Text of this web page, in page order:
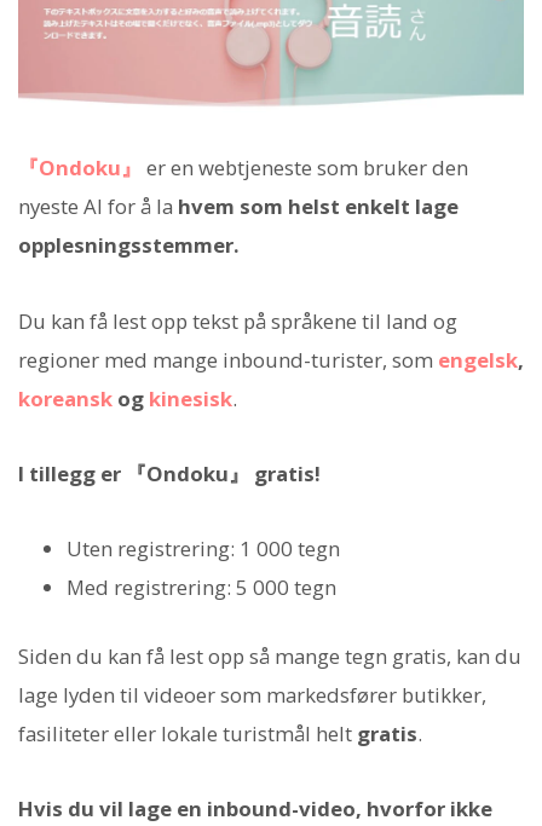
『Ondoku』 er en webtjeneste som bruker den
nyeste AI for å la hvem som helst enkelt lage
opplesningsstemmer.
Du kan få lest opp tekst på språkene til land og
regioner med mange inbound-turister, som engelsk,
koreansk og kinesisk.
I tillegg er 『Ondoku』 gratis!
Uten registrering: 1 000 tegn
Med registrering: 5 000 tegn
Siden du kan få lest opp så mange tegn gratis, kan du
lage lyden til videoer som markedsfører butikker,
fasiliteter eller lokale turistmål helt gratis.
Hvis du vil lage en inbound-video, hvorfor ikke